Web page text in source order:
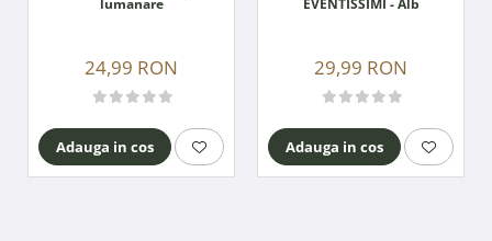
lumanare
24,99 RON
Adauga in cos
EVENTISSIMI - Alb
29,99 RON
Adauga in cos